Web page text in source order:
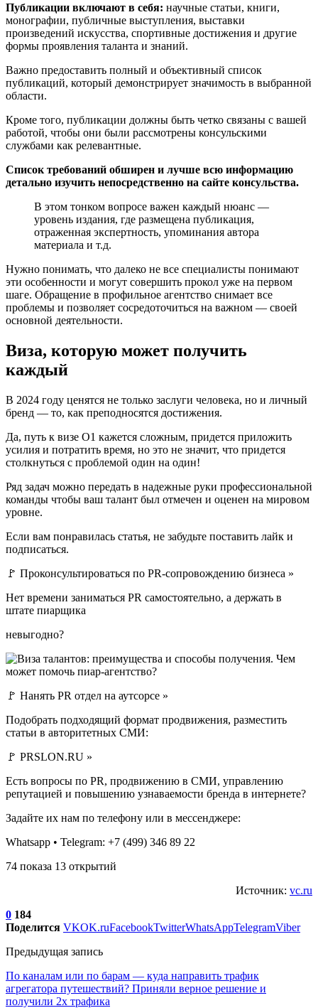
Публикации включают в себя: научные статьи, книги,
монографии, публичные выступления, выставки
произведений искусства, спортивные достижения и другие
формы проявления таланта и знаний.
Важно предоставить полный и объективный список
публикаций, который демонстрирует значимость в выбранной
области.
Кроме того, публикации должны быть четко связаны с вашей
работой, чтобы они были рассмотрены консульскими
службами как релевантные.
Список требований обширен и лучше всю информацию
детально изучить непосредственно на сайте консульства.
В этом тонком вопросе важен каждый нюанс —
уровень издания, где размещена публикация,
отраженная экспертность, упоминания автора
материала и т.д.
Нужно понимать, что далеко не все специалисты понимают
эти особенности и могут совершить прокол уже на первом
шаге. Обращение в профильное агентство снимает все
проблемы и позволяет сосредоточиться на важном — своей
основной деятельности.
Виза, которую может получить
каждый
В 2024 году ценятся не только заслуги человека, но и личный
бренд — то, как преподносятся достижения.
Да, путь к визе О1 кажется сложным, придется приложить
усилия и потратить время, но это не значит, что придется
столкнуться с проблемой один на один!
Ряд задач можно передать в надежные руки профессиональной
команды чтобы ваш талант был отмечен и оценен на мировом
уровне.
Если вам понравилась статья, не забудьте поставить лайк и
подписаться.
🚩 Проконсультироваться по PR-сопровождению бизнеса »
Нет времени заниматься PR самостоятельно, а держать в
штате пиарщика
невыгодно?
🚩 Нанять PR отдел на аутсорсе »
Подобрать подходящий формат продвижения, разместить
статьи в авторитетных СМИ:
🚩 PRSLON.RU »
Есть вопросы по PR, продвижению в СМИ, управлению
репутацией и повышению узнаваемости бренда в интернете?
Задайте их нам по телефону или в мессенджере:
Whatsapp • Telegram: +7 (499) 346 89 22
74 показа 13 открытий
Источник: vc.ru
0 184
Поделится VKOK.ruFacebookTwitterWhatsAppTelegramViber
Предыдущая запись
По каналам или по барам ― куда направить трафик
агрегатора путешествий? Приняли верное решение и
получили 2х трафика